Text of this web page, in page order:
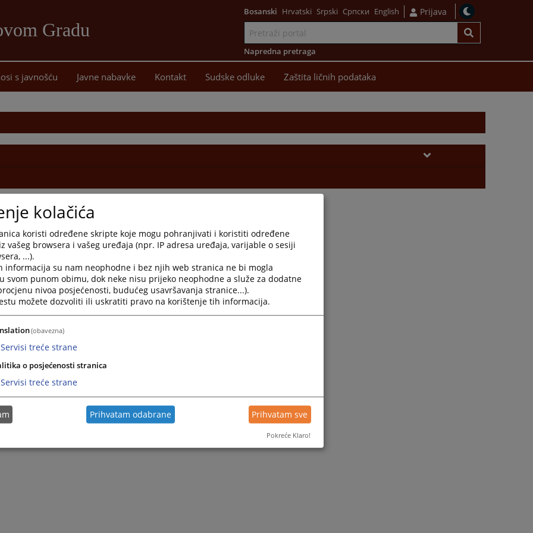
Gradu
sadržaj
Bosanski Hrvatski Srpski Српски English Prijava
Napredna pretraga
s javnošću Javne nabavke Kontakt Sudske odluke Zaštita ličnih podataka
kolačića
koristi određene skripte koje mogu pohranjivati i koristiti određene
vašeg browsera i vašeg uređaja (npr. IP adresa uređaja, varijable o sesiji
...).
informacija su nam neophodne i bez njih web stranica ne bi mogla
svom punom obimu, dok neke nisu prijeko neophodne a služe za dodatne
nivoa posjećenosti, budućeg usavršavanja stranice...).
možete dozvoliti ili uskratiti pravo na korištenje tih informacija.
(obavezna)
Servisi treće strane
o posjećenosti stranica
Servisi treće strane
Prihvatam odabrane Prihvatam sve
Pokreće Klaro!